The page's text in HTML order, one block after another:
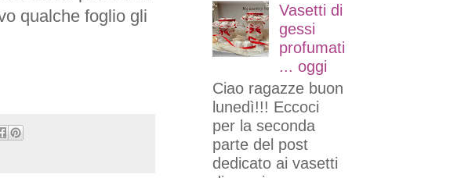
qualche foglio gli
Vasetti di
gessi
profumati
... oggi
Ciao ragazze buon
lunedì!!! Eccoci
per la seconda
parte del post
dedicato ai vasetti